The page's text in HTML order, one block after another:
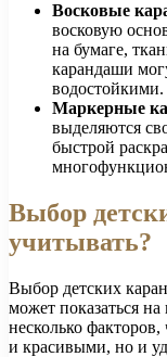
Восковые
восковую
на бумаге,
карандаши
водостойкими.
Маркерные
выделяются
быстрой
Выбор
учитывать?
Выбор детских
может показаться
несколько
и красивыми, но и